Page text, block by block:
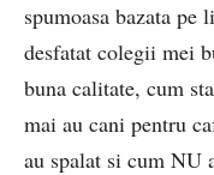
spumoasa bazata pe
desfatat colegii mei
buna calitate, cum
mai au cani pentru
au spalat si cum NU